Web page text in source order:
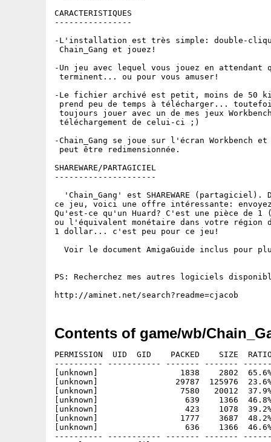
CARACTERISTIQUES
----------------
-L'installation est très simple: double-
Chain_Gang et jouez!
-Un jeu avec lequel vous jouez en attendant
terminent... ou pour vous amuser!
-Le fichier archivé est petit, moins de 50
prend peu de temps à télécharger...
toujours jouer avec un de mes jeux
téléchargement de celui-ci ;)
-Chain_Gang se joue sur l'écran Workbench
peut être redimensionnée.
SHAREWARE/PARTAGICIEL
---------------------
'Chain_Gang' est SHAREWARE (partagiciel).
ce jeu, voici une offre intéressante:
Qu'est-ce qu'un Huard? C'est une pièce de 1
ou l'équivalent monétaire dans votre région
1 dollar... c'est peu pour ce jeu!
Voir le document AmigaGuide inclus pour
PS: Recherchez mes autres logiciels
Contents of game/wb/
PERMISSION  UID  GID    PACKED    SIZE
---------- ----------- ------- -------
[unknown]                 1838    2802  65.6%
[unknown]                29787  125976  23.6%
[unknown]                 7580   20012  37.9% -
[unknown]                  639    1366  46.8% -
[unknown]                  423    1078  39.2% -
[unknown]                 1777    3687  48.2% -
[unknown]                  636    1366  46.6% -
---------- ----------- ------- -------